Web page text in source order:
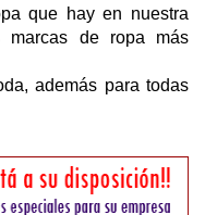
que hay en nuestra
marcas de ropa más
además para todas